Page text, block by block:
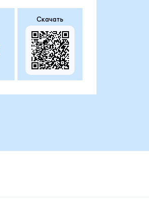
Скачать